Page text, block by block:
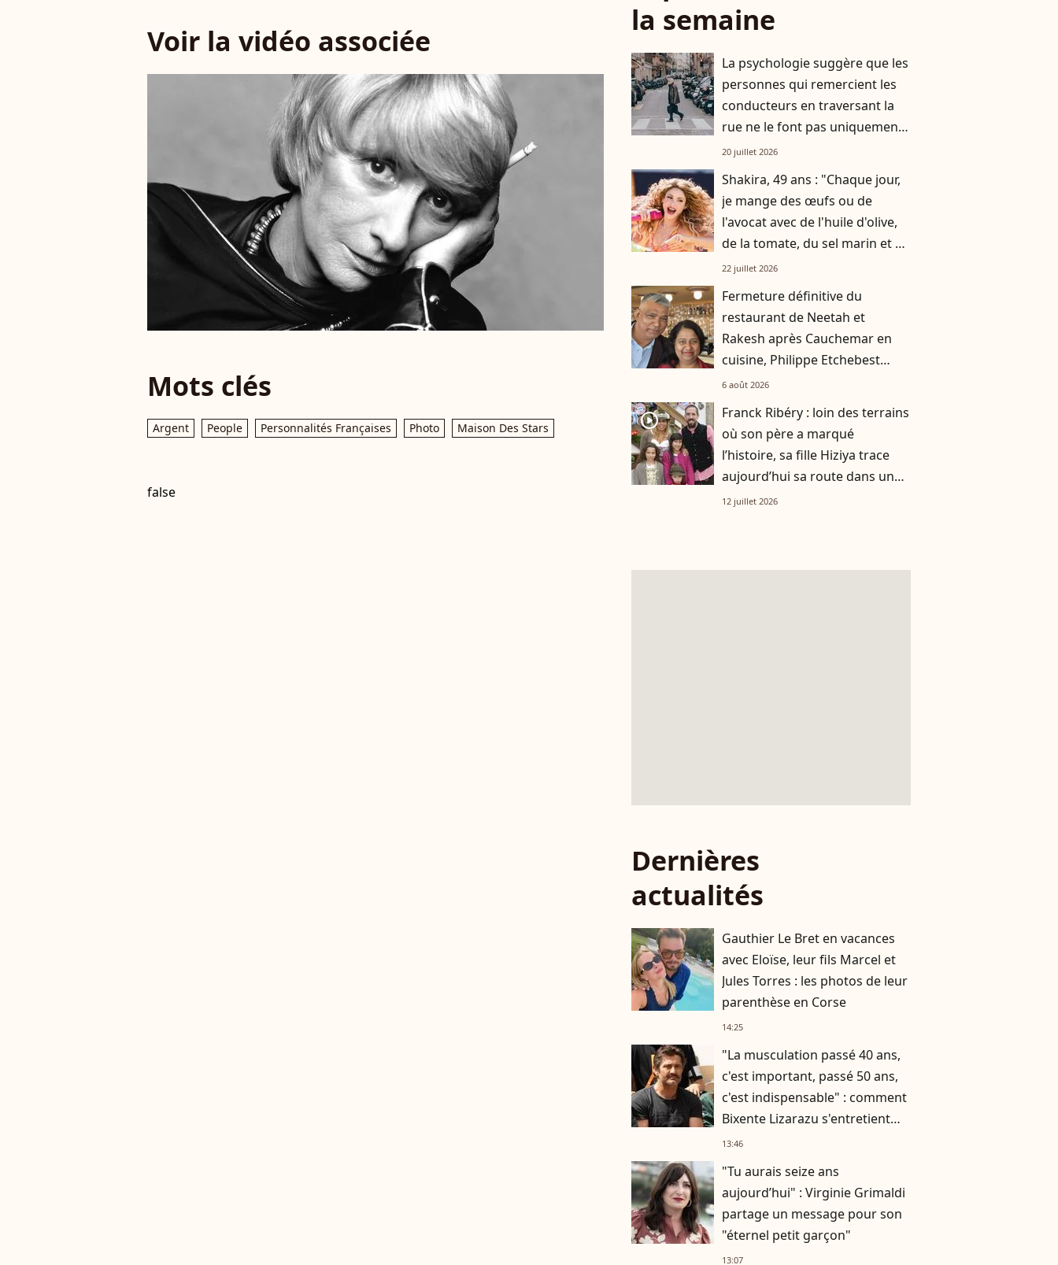
Voir la vidéo associée
Mots clés
Argent People Personnalités Françaises Photo Maison Des Stars
false
la semaine
La psychologie suggère que les
personnes qui remercient les
conducteurs en traversant la
rue ne le font pas uniquement
par gratitude
20 juillet 2026
Shakira, 49 ans : "Chaque jour,
je mange des œufs ou de
l'avocat avec de l'huile d'olive,
de la tomate, du sel marin et un
smoothie"
22 juillet 2026
Fermeture définitive du
restaurant de Neetah et
Rakesh après Cauchemar en
cuisine, Philippe Etchebest
pensait les avoir sauvés
6 août 2026
player2
Franck Ribéry : loin des terrains
où son père a marqué
l’histoire, sa fille Hiziya trace
aujourd’hui sa route dans un
tout autre univers
12 juillet 2026
Dernières
actualités
Gauthier Le Bret en vacances
avec Eloïse, leur fils Marcel et
Jules Torres : les photos de leur
parenthèse en Corse
14:25
"La musculation passé 40 ans,
c'est important, passé 50 ans,
c'est indispensable" : comment
Bixente Lizarazu s'entretient
assidûment pour rester musclé
13:46
"Tu aurais seize ans
aujourd’hui" : Virginie Grimaldi
partage un message pour son
"éternel petit garçon"
13:07